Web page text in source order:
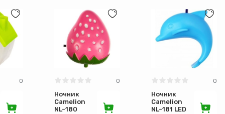
0 0
Ночник
Camelion
NL-180
0
Ночник
Camelion
NL-181 LED